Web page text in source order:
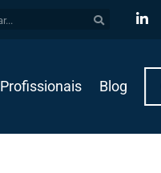
Profissionais Blog